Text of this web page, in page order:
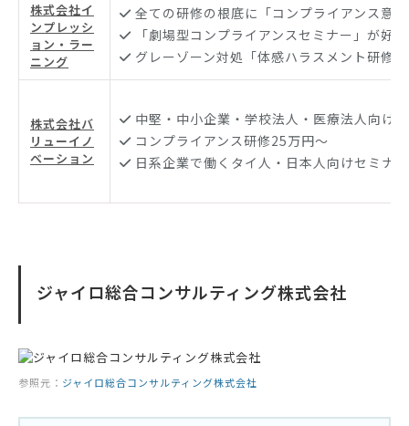
株式会社イ
ンプレッシ
ョン・ラー
ニング
全ての研修の根底に「コンプライアンス意
「劇場型コンプライアンスセミナー」が好評
グレーゾーン対処「体感ハラスメント研修
株式会社バ
リューイノ
ベーション
中堅・中小企業・学校法人・医療法人向け
コンプライアンス研修25万円〜
日系企業で働くタイ人・日本人向けセミナ
ジャイロ総合コンサルティング株式会社
参照元： ジャイロ総合コンサルティング株式会社